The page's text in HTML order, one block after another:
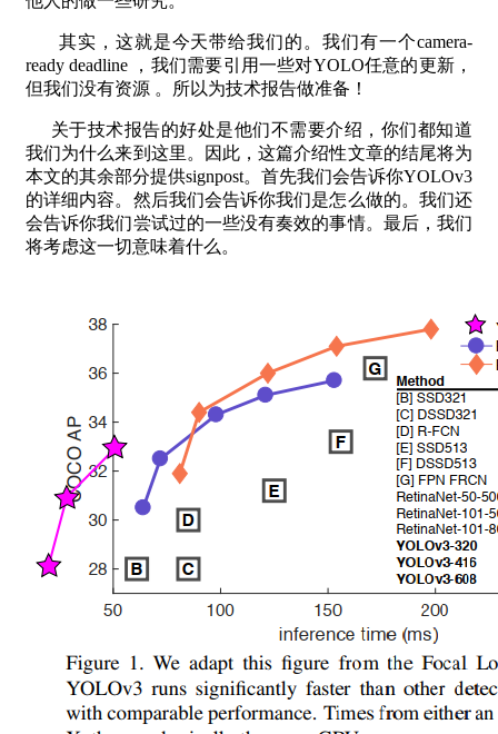
其实，这就是今天带给我们的。我们有一个camera-
ready deadline ，我们需要引用一些对YOLO任意的更新，
但我们没有资源 。所以为技术报告做准备！
关于技术报告的好处是他们不需要介绍，你们都知道
我们为什么来到这里。因此，这篇介绍性文章的结尾将为
本文的其余部分提供signpost。首先我们会告诉你YOLOv3
的详细内容。然后我们会告诉你我们是怎么做的。我们还
会告诉你我们尝试过的一些没有奏效的事情。最后，我们
将考虑这一切意味着什么。